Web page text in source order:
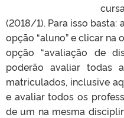
(2018/1). Para isso basta:
opção “aluno” e clicar na
opção “avaliação de
poderão avaliar todas
matriculados, inclusive
e avaliar todos os
de um na mesma